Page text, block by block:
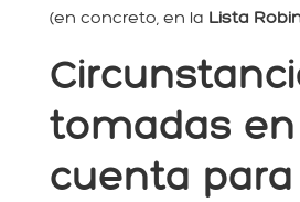
(en concreto, en la Lista
tomadas en
cuenta para